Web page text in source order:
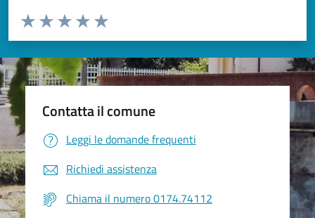
Valuta da 1 a 5 stelle la pagina
Valuta 5 stelle su 5
Valuta 4 stelle su 5
Valuta 3 stelle su 5
Valuta 2 stelle su 5
Valuta 1 stelle su 5
Contatta il comune
Leggi le domande frequenti
Richiedi assistenza
Chiama il numero 0174.74112